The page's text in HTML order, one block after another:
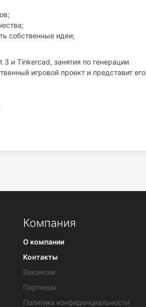
собственные идеи;
и Tinkercad, занятия по генерации
игровой проект и представит его
Компания
О компании
Контакты
Вакансии
Партнеры
Политика конфиденциальности